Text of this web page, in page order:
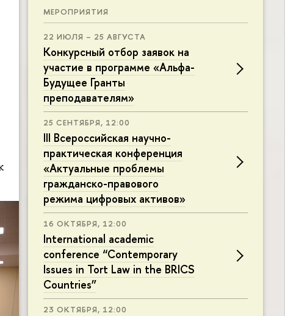
МЕРОПРИЯТИЯ
22 ИЮЛЯ – 25 АВГУСТА
Конкурсный отбор заявок на
участие в программе «Альфа-
Будущее Гранты
преподавателям»
25 СЕНТЯБРЯ, 12:00
III Всероссийская научно-
практическая конференция
«Актуальные проблемы
гражданско-правового
режима цифровых активов»
16 ОКТЯБРЯ, 12:00
International academic
conference “Contemporary
Issues in Tort Law in the BRICS
Countries”
23 ОКТЯБРЯ, 12:00